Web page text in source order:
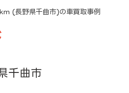
(長野県千曲市)の車買取事例
千曲市